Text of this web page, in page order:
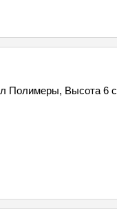
Полимеры, Высота 6